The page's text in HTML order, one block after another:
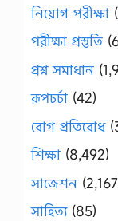
নিয়োগ পরীক্ষা
পরীক্ষা প্রস্তুতি
প্রশ্ন সমাধান
রূপচর্চা (42)
রোগ প্রতিরোধ
শিক্ষা (8,492)
সাজেশন
সাহিত্য(85)